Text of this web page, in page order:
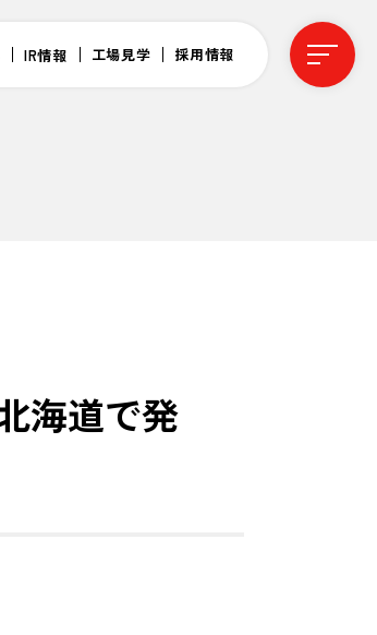
IR情報 工場見学 採用情報
海道で発